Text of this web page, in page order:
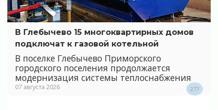
В Глебычево 15 многоквартирных домов
подключат к газовой котельной
В поселке Глебычево Приморского
городского поселения продолжается
модернизация системы теплоснабжения
07 августа 2026 277